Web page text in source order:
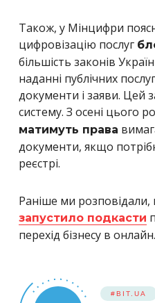
Також, у Мінцифри
цифровізацію послуг
більшість законів
наданні публічних
документи і заяви. Цей
систему. З осені цього
матимуть права
документи, якщо
реєстрі.
Раніше ми
запустило подкасти
перехід бізнесу в онлайн.
#BIT.UA